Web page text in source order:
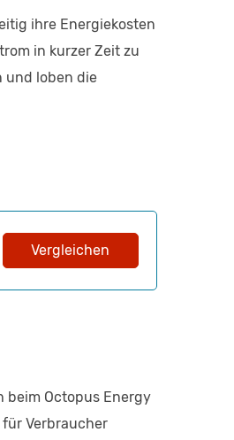
ihre Energiekosten
in kurzer Zeit zu
und loben die
Vergleichen
beim Octopus Energy
Verbraucher